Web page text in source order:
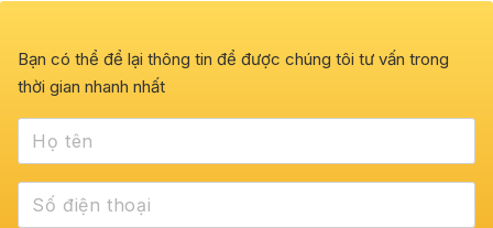
Bạn có thể để lại thông tin để được chúng tôi tư vấn trong
thời gian nhanh nhất